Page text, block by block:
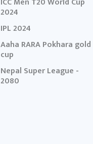
2024
IPL 2024
Aaha RARA Pokhara gold
cup
Nepal Super League -
2080